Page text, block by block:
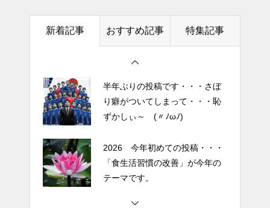
に疲れたときの対処法５選
ているスキンケア製品・・・幹
細胞コスメ vs エクソソーム
コスメ②
ているスキンケア製品・・・幹
細胞コスメ vs エクソソーム
コスメ ①
新着記事 おすすめ記事 特集記事
土用の丑の日・・・余計なこと
半年ぶりの投稿です・・・さぼ
り癖がついてしまって・・・恥
ずかしぃ～ (〃ﾉωﾉ)
2026 今年初めての投稿・・・
「食生活習慣の改善」が今年の
テーマです。